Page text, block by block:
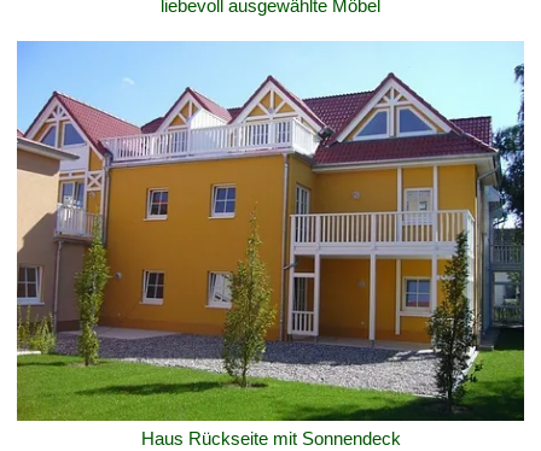
liebevoll ausgewählte Möbel
Haus Rückseite mit Sonnendeck